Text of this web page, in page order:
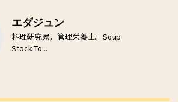
エダジュン
料理研究家。管理栄養士。Soup
Stock To...